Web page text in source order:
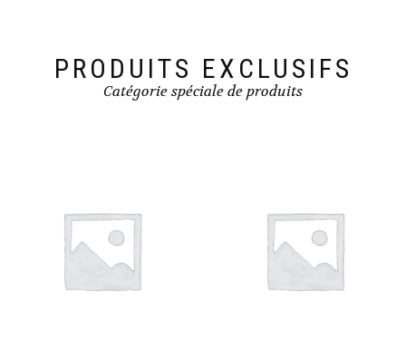
PRODUITS EXCLUSIFS
Catégorie spéciale de produits